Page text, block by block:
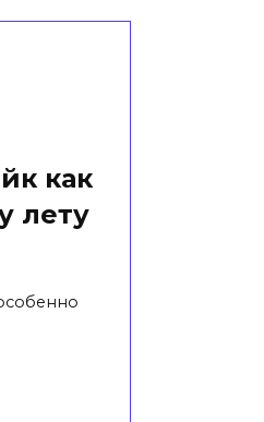
как
лету